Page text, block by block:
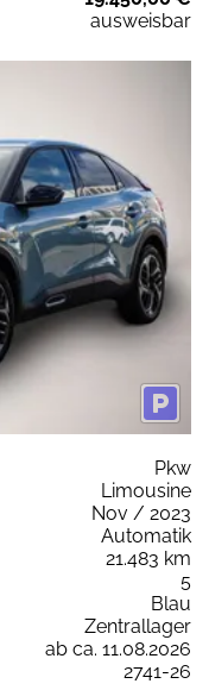
ausweisbar
Pkw
Limousine
Nov / 2023
Automatik
21.483 km
5
Blau
Zentrallager
ab ca. 11.08.2026
2741-26